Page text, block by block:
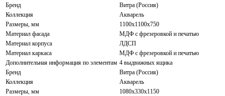
Бренд
Витра (Россия)
Коллекция
Акварель
Размеры, мм
1100x1100x750
Материал фасада
МДФ с фрезеровкой и печатью
Материал корпуса
ЛДСП
Материал каркаса
МДФ с фрезеровкой и печатью
Дополнительная информация по элементам 4 выдвижных ящика
Бренд
Витра (Россия)
Коллекция
Акварель
Размеры, мм
1080x330x1150